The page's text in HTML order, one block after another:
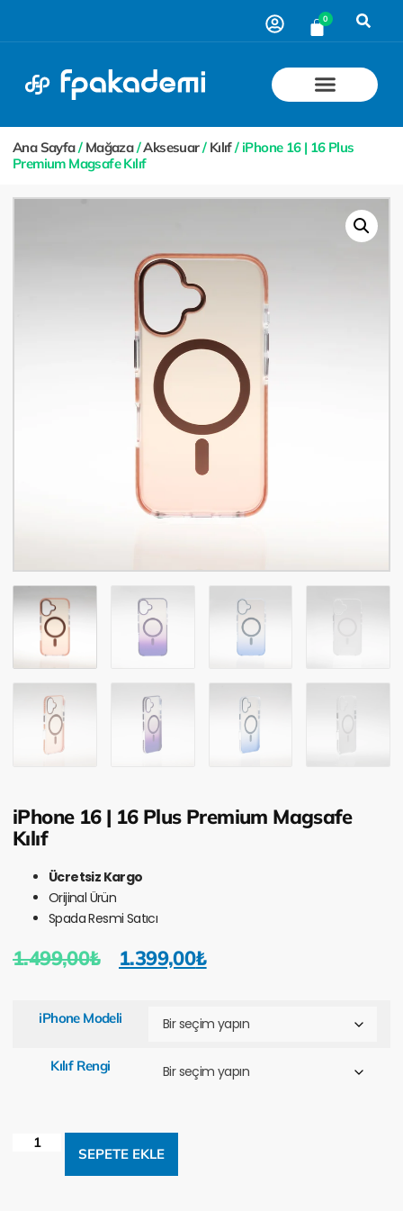
0
Ana Sayfa/ Mağaza/Aksesuar/ Kılıf/ iPhone 16 | 16 Plus
Premium Magsafe Kılıf
iPhone 16 | 16 Plus Premium Magsafe
Kılıf
Ücretsiz Kargo
Orijinal Ürün
Spada Resmi Satıcı
1.499,00₺ 1.399,00₺
iPhone Modeli
Kılıf Rengi
SEPETE EKLE